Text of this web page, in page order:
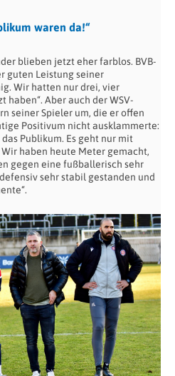
waren da!“
blieben jetzt eher farblos. BVB-
guten Leistung seiner
Wir hatten nur drei, vier
Aber auch der WSV-
seiner Spieler um, die er offen
Positivum nicht ausklammerte:
Publikum. Es geht nur mit
haben heute Meter gemacht,
gegen eine fußballerisch sehr
sehr stabil gestanden und